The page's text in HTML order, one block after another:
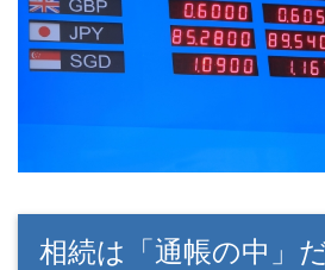
相続は「通帳の中」